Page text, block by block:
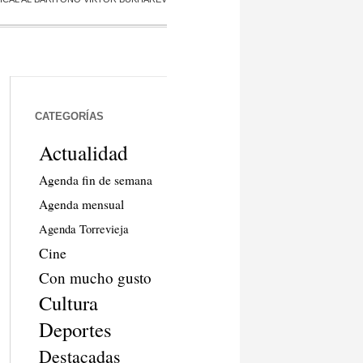
CATEGORÍAS
Actualidad
Agenda fin de semana
Agenda mensual
Agenda Torrevieja
Cine
Con mucho gusto
Cultura
Deportes
Destacadas